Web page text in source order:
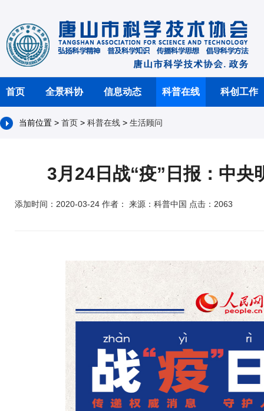
首页 全景科协 信息动态 科普在线 科创工作
当前位置 > 首页 > 科普在线 > 生活顾问
3月24日战“疫”日报：中央
添加时间：2020-03-24 作者： 来源：科普中国 点击：2063